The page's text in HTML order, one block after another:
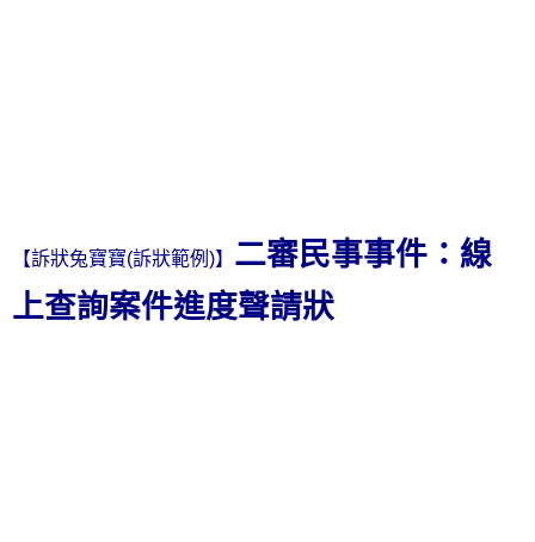
【訴狀兔寶寶(訴狀範例 )】 二審民事事件：線
上查詢案件進度聲請狀